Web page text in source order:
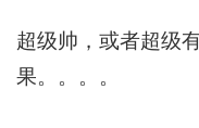
超级帅，或者超级
果。。。。